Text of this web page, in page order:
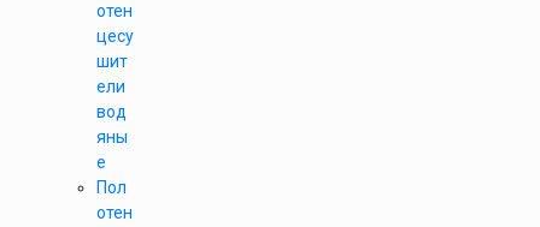
отен
цесу
шит
ели
вод
яны
е
Пол
отен